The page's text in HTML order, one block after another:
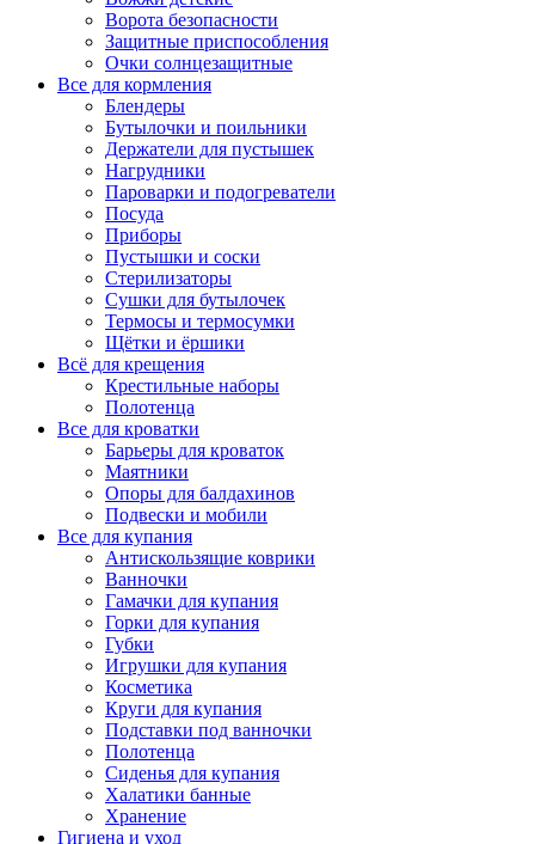
Ворота безопасности
Защитные приспособления
Очки солнцезащитные
Все для кормления
Блендеры
Бутылочки и поильники
Держатели для пустышек
Нагрудники
Пароварки и подогреватели
Посуда
Приборы
Пустышки и соски
Стерилизаторы
Сушки для бутылочек
Термосы и термосумки
Щётки и ёршики
Всё для крещения
Крестильные наборы
Полотенца
Все для кроватки
Барьеры для кроваток
Маятники
Опоры для балдахинов
Подвески и мобили
Все для купания
Антискользящие коврики
Ванночки
Гамачки для купания
Горки для купания
Губки
Игрушки для купания
Косметика
Круги для купания
Подставки под ванночки
Полотенца
Сиденья для купания
Халатики банные
Хранение
Гигиена и уход